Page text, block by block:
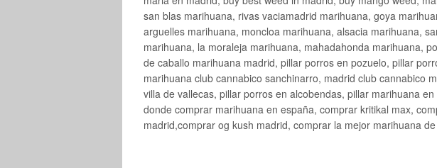
san blas marihuana, rivas vaciamadrid marihuana, goya
arguelles marihuana, moncloa marihuana, alsacia marihuana,
marihuana, la moraleja marihuana, mahadahonda marihuana,
de caballo marihuana madrid, pillar porros en pozuelo, pillar
marihuana club cannabico sanchinarro, madrid club cannabico
villa de vallecas, pillar porros en alcobendas, pillar marihuana
donde comprar marihuana en españa, comprar kritikal max,
madrid,comprar og kush madrid, comprar la mejor marihuana